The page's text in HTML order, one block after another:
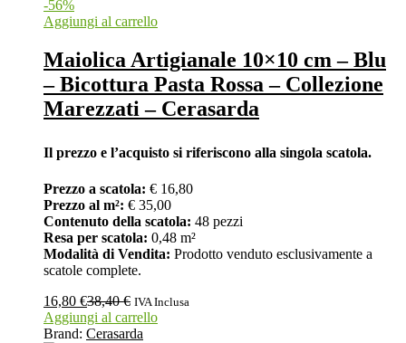
-56%
Aggiungi al carrello
Maiolica Artigianale 10×10 cm – Blu
– Bicottura Pasta Rossa – Collezione
Marezzati – Cerasarda
Il prezzo e l’acquisto si riferiscono alla singola scatola.
Prezzo a scatola: € 16,80
Prezzo al m²: € 35,00
Contenuto della scatola: 48 pezzi
Resa per scatola: 0,48 m²
Modalità di Vendita: Prodotto venduto esclusivamente a
scatole complete.
16,80 €38,40€ IVA Inclusa
Aggiungi al carrello
Brand: Cerasarda